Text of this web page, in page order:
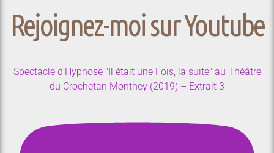
Rejoignez-moi sur Youtube
Spectacle d'Hypnose "Il était une Fois, la suite" au Théâtre
du Crochetan Monthey (2019) – Extrait 3